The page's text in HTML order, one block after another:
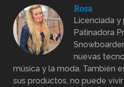
Rosa
Licenciada
Patinadora
nuevas
música y la moda. También
sus productos, no puede